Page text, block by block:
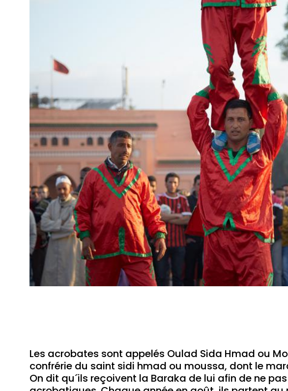
Les acrobates sont appelés Oulad Sida Hmad ou
confrérie du saint sidi hmad ou moussa, dont le
On dit qu´ils reçoivent la Baraka de lui afin de ne